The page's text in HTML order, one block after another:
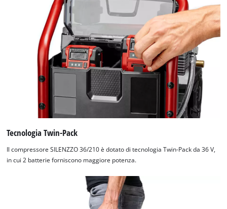
Tecnologia Twin-Pack
Il compressore SILENZZO 36/210 è dotato di tecnologia Twin-Pack da 36 V,
in cui 2 batterie forniscono maggiore potenza.